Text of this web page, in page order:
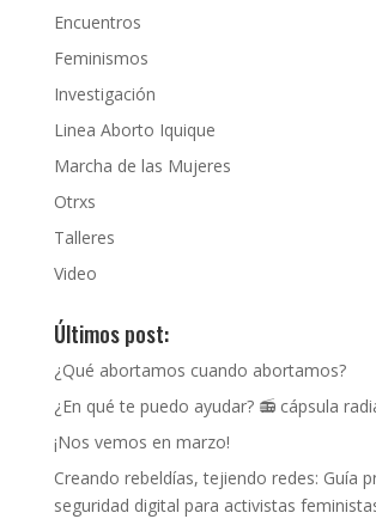
Encuentros
Feminismos
Investigación
Linea Aborto Iquique
Marcha de las Mujeres
Otrxs
Talleres
Video
Últimos post:
¿Qué abortamos cuando abortamos?
¿En qué te puedo ayudar? 📻 cápsula
¡Nos vemos en marzo!
Creando rebeldías, tejiendo redes: Guía
seguridad digital para activistas